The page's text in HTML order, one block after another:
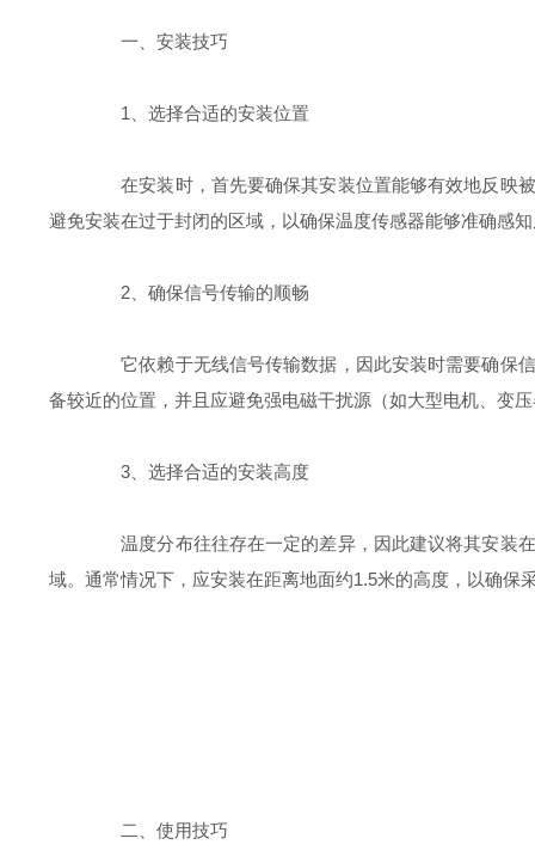
一、安装技巧
1、选择合适的安装位置
在安装时，首先要确保其安装位置能够有效地反映被
避免安装在过于封闭的区域，以确保温度传感器能够准确感
2、确保信号传输的顺畅
它依赖于无线信号传输数据，因此安装时需要确保信
备较近的位置，并且应避免强电磁干扰源（如大型电机、变
3、选择合适的安装高度
温度分布往往存在一定的差异，因此建议将其安装在
域。通常情况下，应安装在距离地面约1.5米的高度，以确保
二、使用技巧